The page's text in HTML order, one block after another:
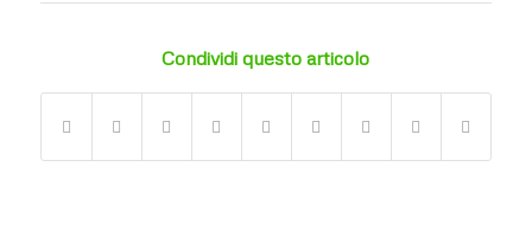
Condividi questo articolo